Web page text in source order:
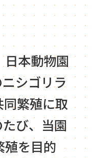
本動物園
シゴリラ
繁殖に取
び、当園
殖を目的